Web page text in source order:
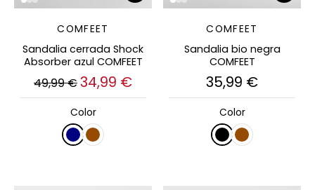
COMFEET
Sandalia cerrada Shock
Absorber azul COMFEET
49,99 €34,99 €
Color
COMFEET
Sandalia bio negra
COMFEET
35,99 €
Color